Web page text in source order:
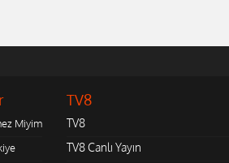
Miyim
TV8
TV8
TV8 Canlı Yayın